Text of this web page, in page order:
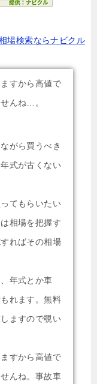
場検索ならナビクル
すから高値で
んね…。
がら買うべき
式が古くない
てもらいたい
相場を把握す
ればその相場
年式とか車
れます。無料
ますので覗い
すから高値で
んね。事故車